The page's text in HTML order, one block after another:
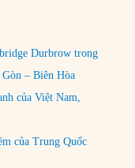
Durbrow trong
– Biên Hòa
của Việt Nam,
của Trung Quốc